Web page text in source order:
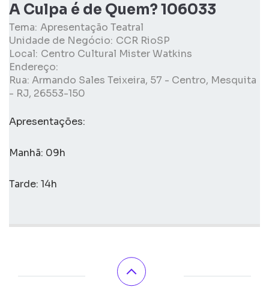
A Culpa é de Quem? 106033
Tema: Apresentação Teatral
Unidade de Negócio: CCR RioSP
Local: Centro Cultural Mister Watkins
Endereço:
Rua: Armando Sales Teixeira, 57 - Centro, Mesquita
- RJ, 26553-150
Apresentações:
Manhã: 09h
Tarde: 14h